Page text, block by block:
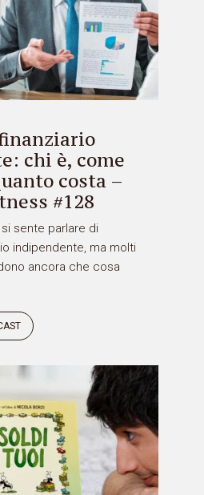
chi è, come
costa –
#128
sente parlare di
indipendente, ma molti
ancora che cosa